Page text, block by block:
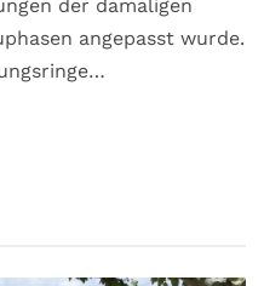
der damaligen
angepasst wurde.